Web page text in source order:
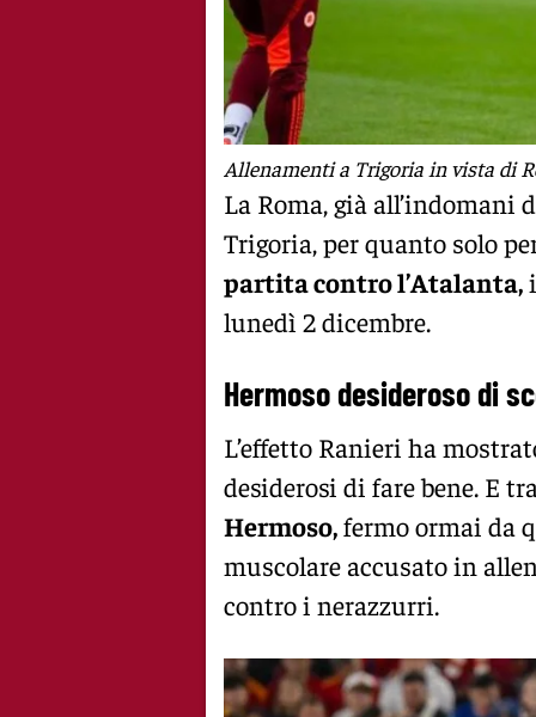
Allenamenti a Trigoria in vista di
La Roma, già all’indomani
Trigoria, per quanto solo
partita contro l’Atalanta,
lunedì 2 dicembre.
Hermoso desideroso di
L’effetto Ranieri ha
desiderosi di fare bene. E
Hermoso,fermo ormai da
muscolare accusato in
contro i nerazzurri.